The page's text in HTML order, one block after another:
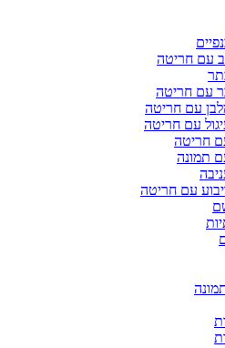
עם חריטה
עם חריטה
עם חריטה
עם חריטה
חריטה
תמונה
עם חריטה